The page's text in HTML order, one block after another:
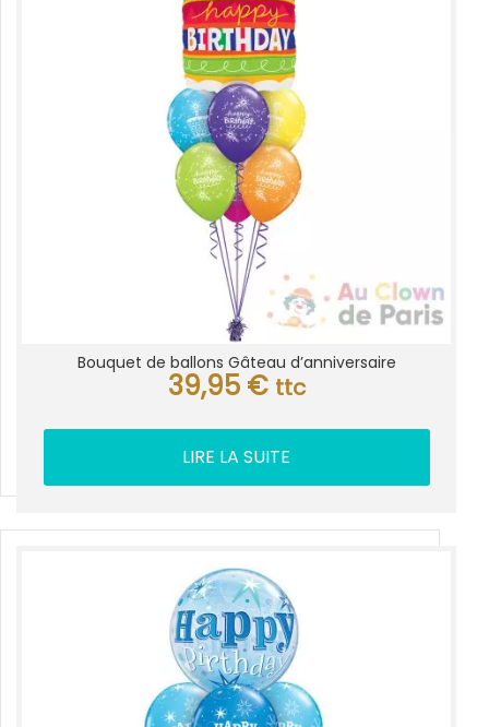
Bouquet de ballons Gâteau d’anniversaire
39,95 € ttc
LIRE LA SUITE